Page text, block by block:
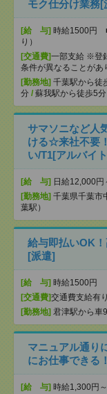
モク仕分け業務[
[給 与] 時給1500円
り）
[交通費]一部支給 ※登
条件が異なることがあ
[勤務地] 千葉駅から徒
分 / 蘇我駅から徒歩5分
サマソニなど人
ける☆来社不要
い/T1[アルバイ
[給 与] 日給12,000円
[勤務地] 千葉県千葉市
葉駅）
給与即払いOK
[派遣]
[給 与] 時給1500円
[交通費]交通費支給有り
[勤務地] 君津駅から車
マニュアル通り
にお仕事できる
[給 与] 時給1,300円～